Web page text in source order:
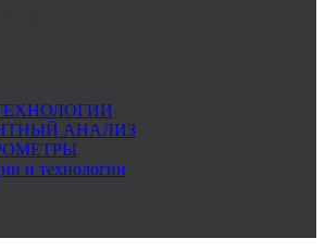
АНАЛИЗ
и технологии